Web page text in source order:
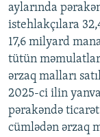
aylarında
istehlakçılara
17,6 milyard
tütün
ərzaq malları
2025-ci ilin
pərakəndə
cümlədən ərzaq